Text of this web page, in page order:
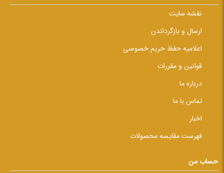
نقشه سایت
ارسال و بازگرداندن
اعلامیه حفظ حریم خصوصی
قوانین و مقررات
درباره ما
تماس با ما
اخبار
فهرست مقایسه محصولات
حساب من